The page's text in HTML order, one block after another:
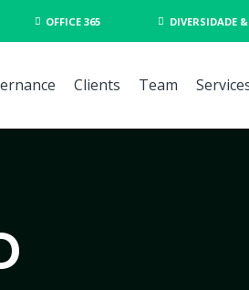
OFFICE 365 DIVERSIDADE
Clients Team